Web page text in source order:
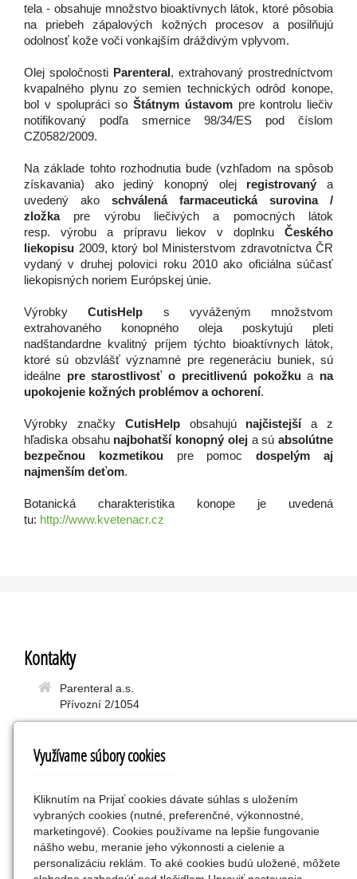
tela - obsahuje množstvo bioaktívnych látok, ktoré pôsobia
na priebeh zápalových kožných
procesov a posilňujú
odolnosť kože voči vonkajším dráždivým vplyvom.
Olej spoločnosti Parenteral , extrahovaný prostredníctvom
kvapalného plynu zo semien technických odrôd konope,
bol v spolupráci so Štátnym ústavom pre kontrolu liečiv
notifikovaný podľa smernice 98/34/ES pod číslom
CZ0582/2009.
Na základe tohto rozhodnutia bude (vzhľadom na spôsob
získavania) ako jediný konopný olej
registrovaný
a
uvedený ako
schválená farmaceutická surovina /
zložka
pre výrobu liečivých a pomocných látok
resp.
výrobu a prípravu liekov v doplnku
Českého
liekopisu 2009, ktorý bol Ministerstvom zdravotníctva ČR
vydaný v druhej polovici roku 2010 ako oficiálna súčasť
liekopisných noriem Európskej únie.
Výrobky CutisHelp
s vyváženým množstvom
extrahovaného konopného oleja poskytujú pleti
nadštandardne kvalitný príjem týchto bioaktívnych látok,
ktoré sú obzvlášť významné pre regeneráciu buniek, sú
ideálne pre starostlivosť o precitlivenú pokožku a na
upokojenie kožných problémov a ochorení.
Výrobky značky CutisHelp obsahujú najčistejší
a z
hľadiska obsahu najbohatší konopný olej a sú absolútne
bezpečnou kozmetikou
pre pomoc
dospelým aj
najmenším deťom.
Botanická charakteristika konope je uvedená
tu: http://www.kvetenacr.cz
Kontakty
Parenteral a.s.
Přívozní 2/1054
info@parenteral.cz
Obľúbené odkazy
SK-eshop
CutisHelp cz
Využívame súbory cookies
Kliknutím na Prijať cookies dávate súhlas s uložením
vybraných cookies (nutné, preferenčné, výkonnostné,
marketingové). Cookies používame na lepšie fungovanie
nášho webu, meranie jeho výkonnosti a cielenie a
personalizáciu reklám. To aké cookies budú uložené, môžete